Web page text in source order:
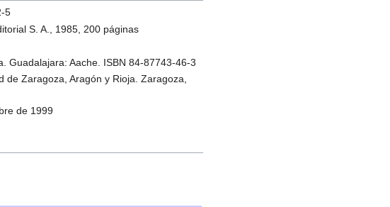
5
S. A., 1985, 200 páginas
Guadalajara: Aache. ISBN 84-87743-46-3
Zaragoza, Aragón y Rioja. Zaragoza,
de 1999